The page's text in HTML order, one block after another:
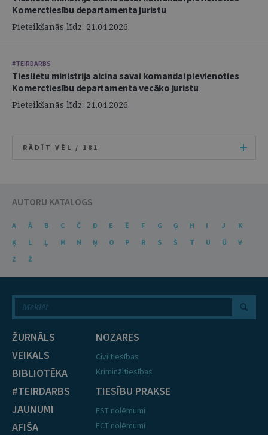
Komerctiesību departamenta juristu
Pieteikšanās līdz: 21.04.2026.
#TEIRDARBS
Tieslietu ministrija aicina savai komandai pievienoties
Komerctiesību departamenta vecāko juristu
Pieteikšanās līdz: 21.04.2026.
RĀDĪT VĒL / 181
AUTORU KATALOGS
A Ā B C Č D E Ē F G Ģ H I J
K
Ķ
L Ļ M N Ņ O P R S Š T U Ū
V
Z
Ž
ŽURNĀLS
VEIKALS
BIBLIOTĒKA
#TEIRDARBS
JAUNUMI
AFIŠA
NOZARES
Civiltiesības
Krimināltiesības
TIESĪBU PRAKSE
EST nolēmumi
ECT nolēmumi